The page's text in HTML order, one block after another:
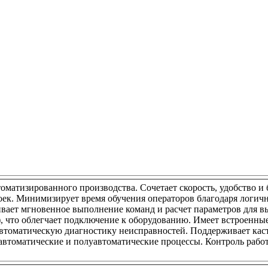
производства. Сочетает скорость, удобство
Минимизирует время обучения операторов благодаря
мгновенное выполнение команд и расчет параметров для
что облегчает подключение к оборудованию. Имеет
диагностику неисправностей. Поддерживает
и полуавтоматические процессы. Контроль